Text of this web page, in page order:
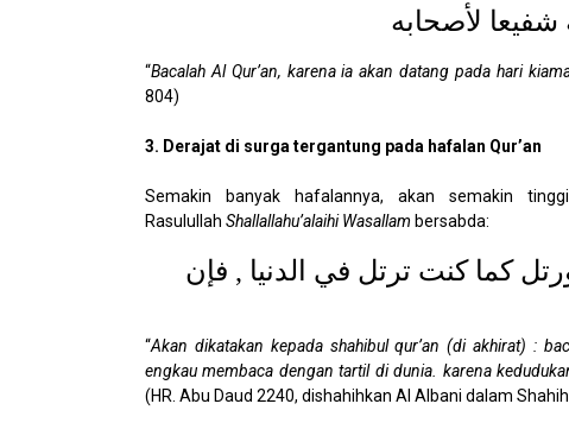
شفيعا لأصحابه
“Bacalah Al Qur’an, karena ia akan datang pada hari
804)
3. Derajat di surga tergantung pada hafalan Qur’an
Semakin banyak hafalannya, akan semakin
Rasulullah Shallallahu’alaihi Wasallam bersabda:
كما كنت ترتل في الدنيا , فإن
“Akan dikatakan kepada shahibul qur’an (di akhirat) :
engkau membaca dengan tartil di dunia. karena
(HR. Abu Daud 2240, dishahihkan Al Albani dalam Shahih